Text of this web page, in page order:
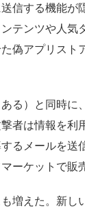
信する機能が
テンツや人気
偽アプリスト
る）と同時に
者は情報を利
るメールを送
ーケットで販
増えた。新し